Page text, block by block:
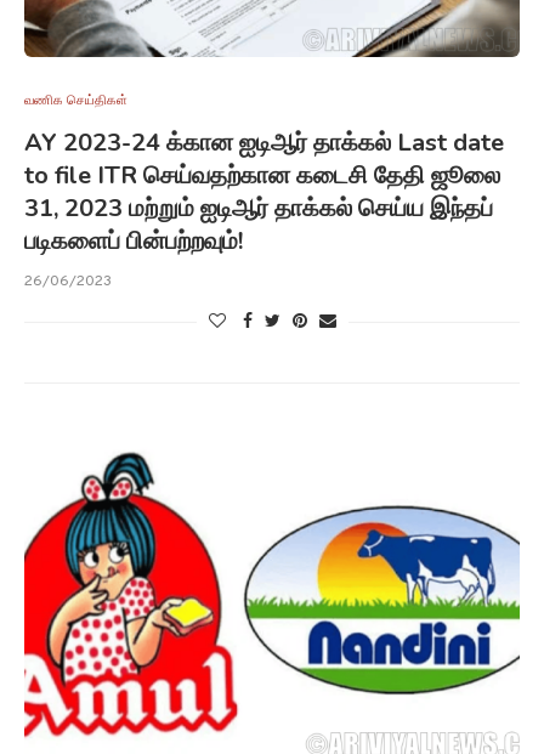
வணிக செய்திகள்
AY 2023-24 க்கான ஐடிஆர் தாக்கல் Last date
to file ITR செய்வதற்கான கடைசி தேதி ஜூலை
31, 2023 மற்றும் ஐடிஆர் தாக்கல் செய்ய இந்தப்
படிகளைப் பின்பற்றவும்!
26/06/2023